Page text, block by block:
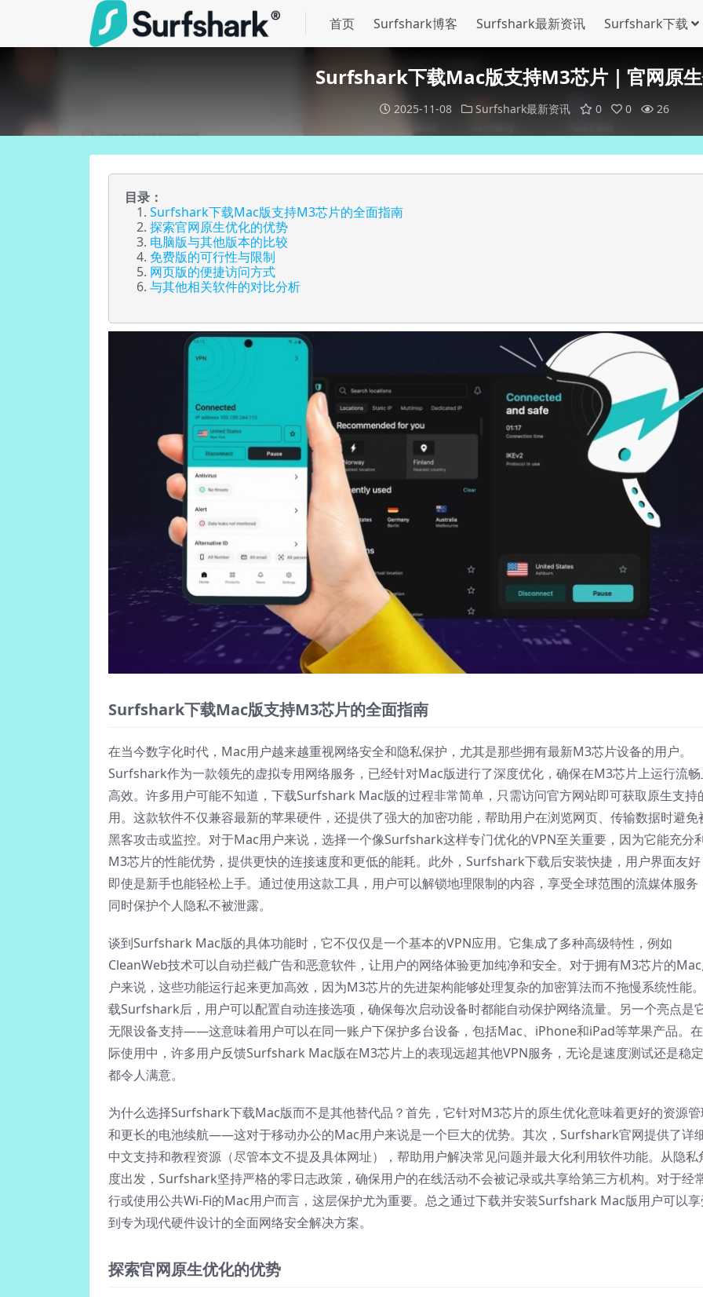
首页 Surfshark博客 Surfshark最新资讯 Surfshark下载
Surfshark下载Mac版支持M3芯片｜官网原
2025-11-08 Surfshark最新资讯 0 0 26
目录：
Surfshark下载Mac版支持M3芯片的全面指南
探索官网原生优化的优势
电脑版与其他版本的比较
免费版的可行性与限制
网页版的便捷访问方式
与其他相关软件的对比分析
Surfshark下载Mac版支持M3芯片的全面指南
在当今数字化时代，Mac用户越来越重视网络安全和隐私保护，尤其是那些拥有最新M3芯片设备的用户。
Surfshark作为一款领先的虚拟专用网络服务，已经针对Mac版进行了深度优化，确保在M3芯片上运行流畅
高效。许多用户可能不知道，下载Surfshark Mac版的过程非常简单，只需访问官方网站即可获取原生支持
用。这款软件不仅兼容最新的苹果硬件，还提供了强大的加密功能，帮助用户在浏览网页、传输数据时避免
黑客攻击或监控。对于Mac用户来说，选择一个像Surfshark这样专门优化的VPN至关重要，因为它能充分
M3芯片的性能优势，提供更快的连接速度和更低的能耗。此外，Surfshark下载后安装快捷，用户界面友好
即使是新手也能轻松上手。通过使用这款工具，用户可以解锁地理限制的内容，享受全球范围的流媒体服务
同时保护个人隐私不被泄露。
谈到Surfshark Mac版的具体功能时，它不仅仅是一个基本的VPN应用。它集成了多种高级特性，例如
CleanWeb技术可以自动拦截广告和恶意软件，让用户的网络体验更加纯净和安全。对于拥有M3芯片的
户来说，这些功能运行起来更加高效，因为M3芯片的先进架构能够处理复杂的加密算法而不拖慢系统性能
载Surfshark后，用户可以配置自动连接选项，确保每次启动设备时都能自动保护网络流量。另一个亮点是
无限设备支持——这意味着用户可以在同一账户下保护多台设备，包括Mac、iPhone和iPad等苹果产品。
际使用中，许多用户反馈Surfshark Mac版在M3芯片上的表现远超其他VPN服务，无论是速度测试还是稳
都令人满意。
为什么选择Surfshark下载Mac版而不是其他替代品？首先，它针对M3芯片的原生优化意味着更好的资源管
和更长的电池续航——这对于移动办公的Mac用户来说是一个巨大的优势。其次，Surfshark官网提供了详
中文支持和教程资源（尽管本文不提及具体网址），帮助用户解决常见问题并最大化利用软件功能。从隐私
度出发，Surfshark坚持严格的零日志政策，确保用户的在线活动不会被记录或共享给第三方机构。对于经
行或使用公共Wi-Fi的Mac用户而言，这层保护尤为重要。总之通过下载并安装Surfshark Mac版用户可以享
到专为现代硬件设计的全面网络安全解决方案。
探索官网原生优化的优势